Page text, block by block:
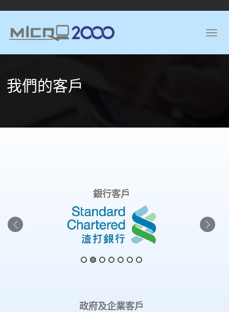
我們的客戶
銀行客戶
政府及企業客戶